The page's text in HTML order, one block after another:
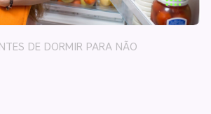
DE DORMIR PARA NÃO